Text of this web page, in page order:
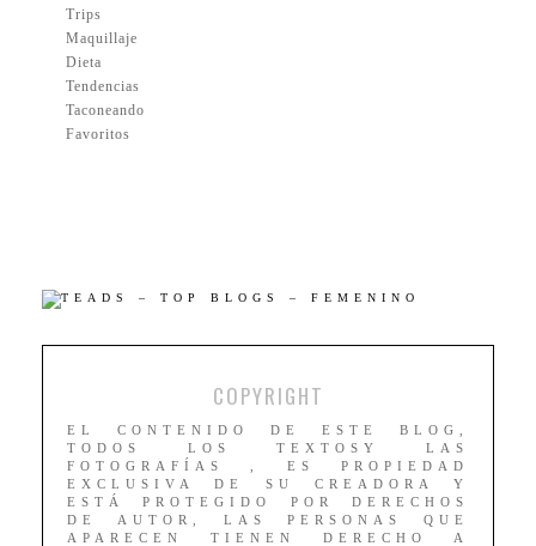
Trips
Maquillaje
Dieta
Tendencias
Taconeando
Favoritos
COPYRIGHT
EL CONTENIDO DE ESTE BLOG,
TODOS LOS TEXTOSY LAS
FOTOGRAFÍAS , ES PROPIEDAD
EXCLUSIVA DE SU CREADORA Y
ESTÁ PROTEGIDO POR DERECHOS
DE AUTOR, LAS PERSONAS QUE
APARECEN TIENEN DERECHO A